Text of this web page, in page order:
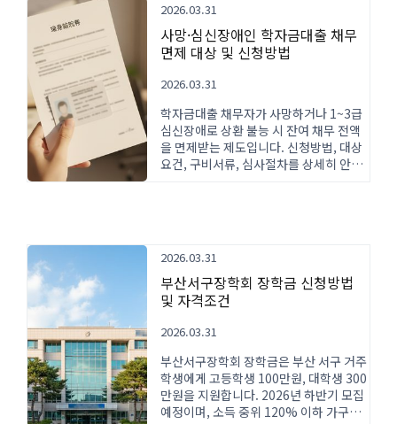
2026.03.31
사망·심신장애인 학자금대출 채무
면제 대상 및 신청방법
2026.03.31
학자금대출 채무자가 사망하거나 1~3급
심신장애로 상환 불능 시 잔여 채무 전액
을 면제받는 제도입니다. 신청방법, 대상
요건, 구비서류, 심사절차를 상세히 안내
2026.03.31
부산서구장학회 장학금 신청방법
및 자격조건
2026.03.31
부산서구장학회 장학금은 부산 서구 거주
학생에게 고등학생 100만원, 대학생 300
만원을 지원합니다. 2026년 하반기 모집
예정이며, 소득 중위 120% 이하 가구가